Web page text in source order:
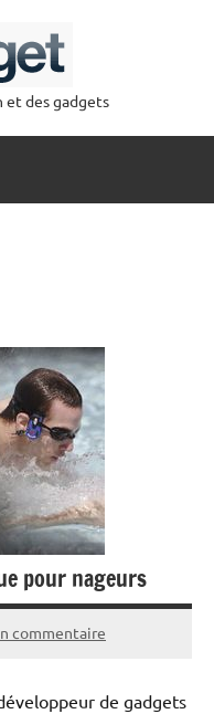
des gadgets
pour nageurs
commentaire
de gadgets